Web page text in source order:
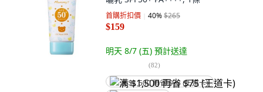
首購折扣價 40%$265
$159
明天 8/7 (五) 預計送達
(82)
满 $1,500 再省 $75 (王道卡)